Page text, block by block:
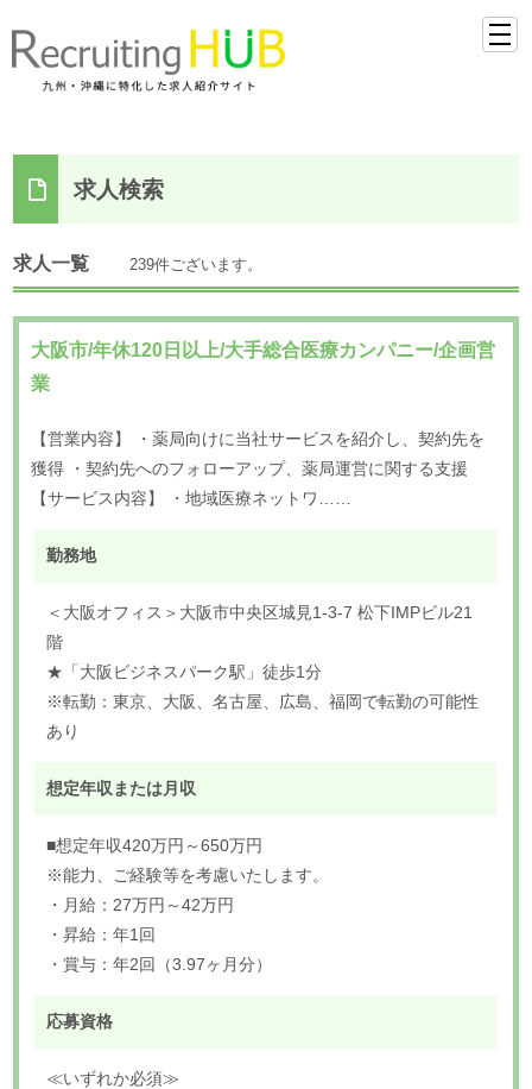
求人検索
求人一覧 239件ございます。
大阪市/年休120日以上/大手総合医療カンパニー/企画営
業
【営業内容】 ・薬局向けに当社サービスを紹介し、契約先を
獲得 ・契約先へのフォローアップ、薬局運営に関する支援
【サービス内容】 ・地域医療ネットワ……
勤務地
＜大阪オフィス＞大阪市中央区城見1-3-7 松下IMPビル21
階
★「大阪ビジネスパーク駅」徒歩1分
※転勤：東京、大阪、名古屋、広島、福岡で転勤の可能性
あり
想定年収または月収
■想定年収420万円～650万円
※能力、ご経験等を考慮いたします。
・月給：27万円～42万円
・昇給：年1回
・賞与：年2回（3.97ヶ月分）
応募資格
≪いずれか必須≫